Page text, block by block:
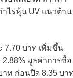
ำไรหุ้น UV แนวต้าน
7.70 บาท เพิ่มขึ้น
2.88% มูลค่าการซื้อ
าท ก่อนปิด 8.35 บา